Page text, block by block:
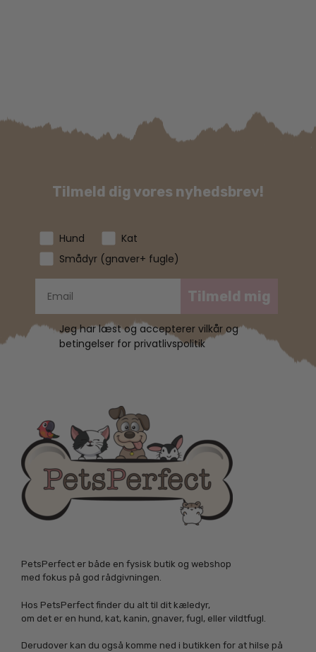
Tilmeld dig vores nyhedsbrev!
Hund
Kat
Smådyr (gnaver+ fugle)
Tilmeld mig
Jeg har læst og accepterer vilkår og
betingelser for privatlivspolitik
PetsPerfect er både en fysisk butik og webshop
med fokus på god rådgivningen.
Hos PetsPerfect finder du alt til dit kæledyr,
om det er en hund, kat, kanin, gnaver, fugl, eller vildtfugl.
Derudover kan du også komme ned i butikken for at hilse på